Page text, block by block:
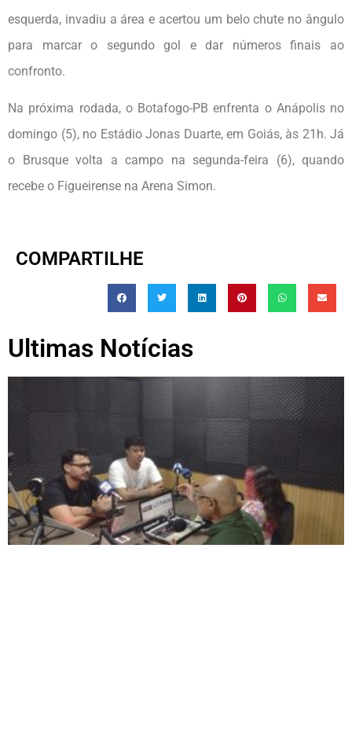
esquerda, invadiu a área e acertou um belo chute no ângulo
para marcar o segundo gol e dar números finais ao
confronto.
Na próxima rodada, o Botafogo-PB enfrenta o Anápolis no
domingo (5), no Estádio Jonas Duarte, em Goiás, às 21h. Já
o Brusque volta a campo na segunda-feira (6), quando
recebe o Figueirense na Arena Simon.
COMPARTILHE
Ultimas Notícias